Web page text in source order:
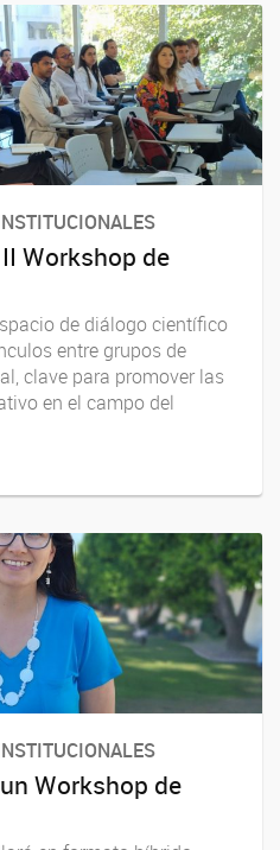
Workshop de
de diálogo científico
entre grupos de
clave para promover las
en el campo del
Workshop de